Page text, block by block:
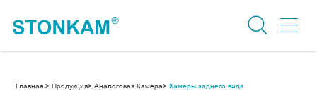
Главная > Продукция> Аналоговая Камера> Камеры заднего вида